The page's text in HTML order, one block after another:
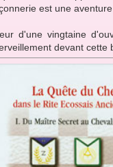
est une
d'une vingtaine
devant cette